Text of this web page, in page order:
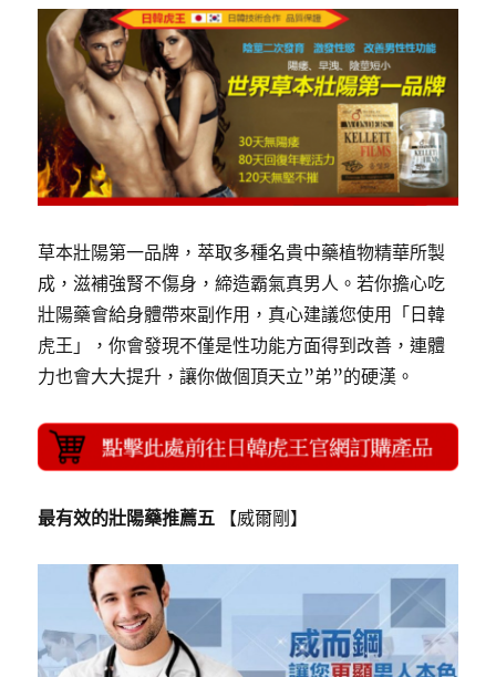
草本壯陽第一品牌，萃取多種名貴中藥植物精華所製
成，滋補強腎不傷身，締造霸氣真男人。若你擔心吃
壯陽藥會給身體帶來副作用，真心建議您使用「日韓
虎王」，你會發現不僅是性功能方面得到改善，連體
力也會大大提升，讓你做個頂天立”弟”的硬漢。
最有效的壯陽藥推薦五 【威爾剛】